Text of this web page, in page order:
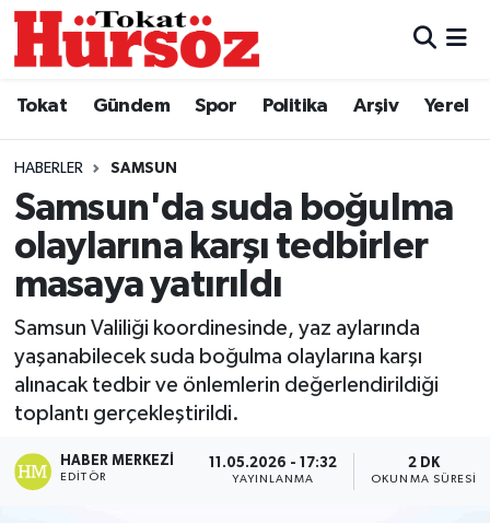
Tokat Gündem Spor Politika Arşiv Yerel
HABERLER SAMSUN
Samsun'da suda boğulma
olaylarına karşı tedbirler
masaya yatırıldı
Samsun Valiliği koordinesinde, yaz aylarında
yaşanabilecek suda boğulma olaylarına karşı
alınacak tedbir ve önlemlerin değerlendirildiği
toplantı gerçekleştirildi.
HABER MERKEZI
EDITÖR
11.05.2026 - 17:32
YAYINLANMA
2 DK
OKUNMA SÜRESI
Türkiye Gündemi
Asayiş
Politika
Tokat Spor
Eğitim
Hava Durumu
Tokat Namaz Vakitleri
Trafik Durumu
Süper Lig Puan Durumu ve Fikstür
Tüm Manşetler
Son Dakika Haberleri
Haber Arşivi